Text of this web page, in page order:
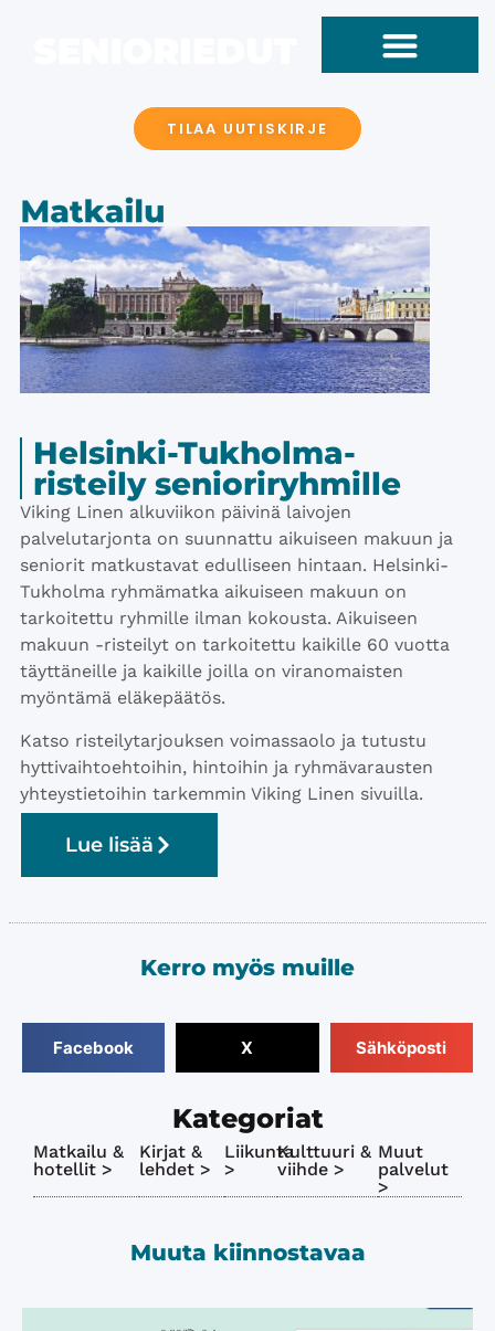
TILAA UUTISKIRJE
Helsinki-Tukholma-
risteily senioriryhmille
​Viking Linen alkuviikon päivinä laivojen
palvelutarjonta on suunnattu aikuiseen makuun ja
seniorit matkustavat edulliseen hintaan. Helsinki-
Tukholma ryhmämatka aikuiseen makuun on
tarkoitettu ryhmille ilman kokousta. Aikuiseen
makuun -risteilyt on tarkoitettu kaikille 60 vuotta
täyttäneille ja kaikille joilla on viranomaisten
myöntämä eläkepäätös.
Katso risteilytarjouksen voimassaolo ja tutustu
hyttivaihtoehtoihin, hintoihin ja ryhmävarausten
yhteystietoihin tarkemmin Viking Linen sivuilla.
Lue lisää
Kerro myös muille
Facebook X Sähköposti
Kategoriat
Matkailu &
hotellit >
Kirjat &
lehdet >
Liikunta
>
Kulttuuri &
viihde >
Muut
palvelut
>
Muuta kiinnostavaa